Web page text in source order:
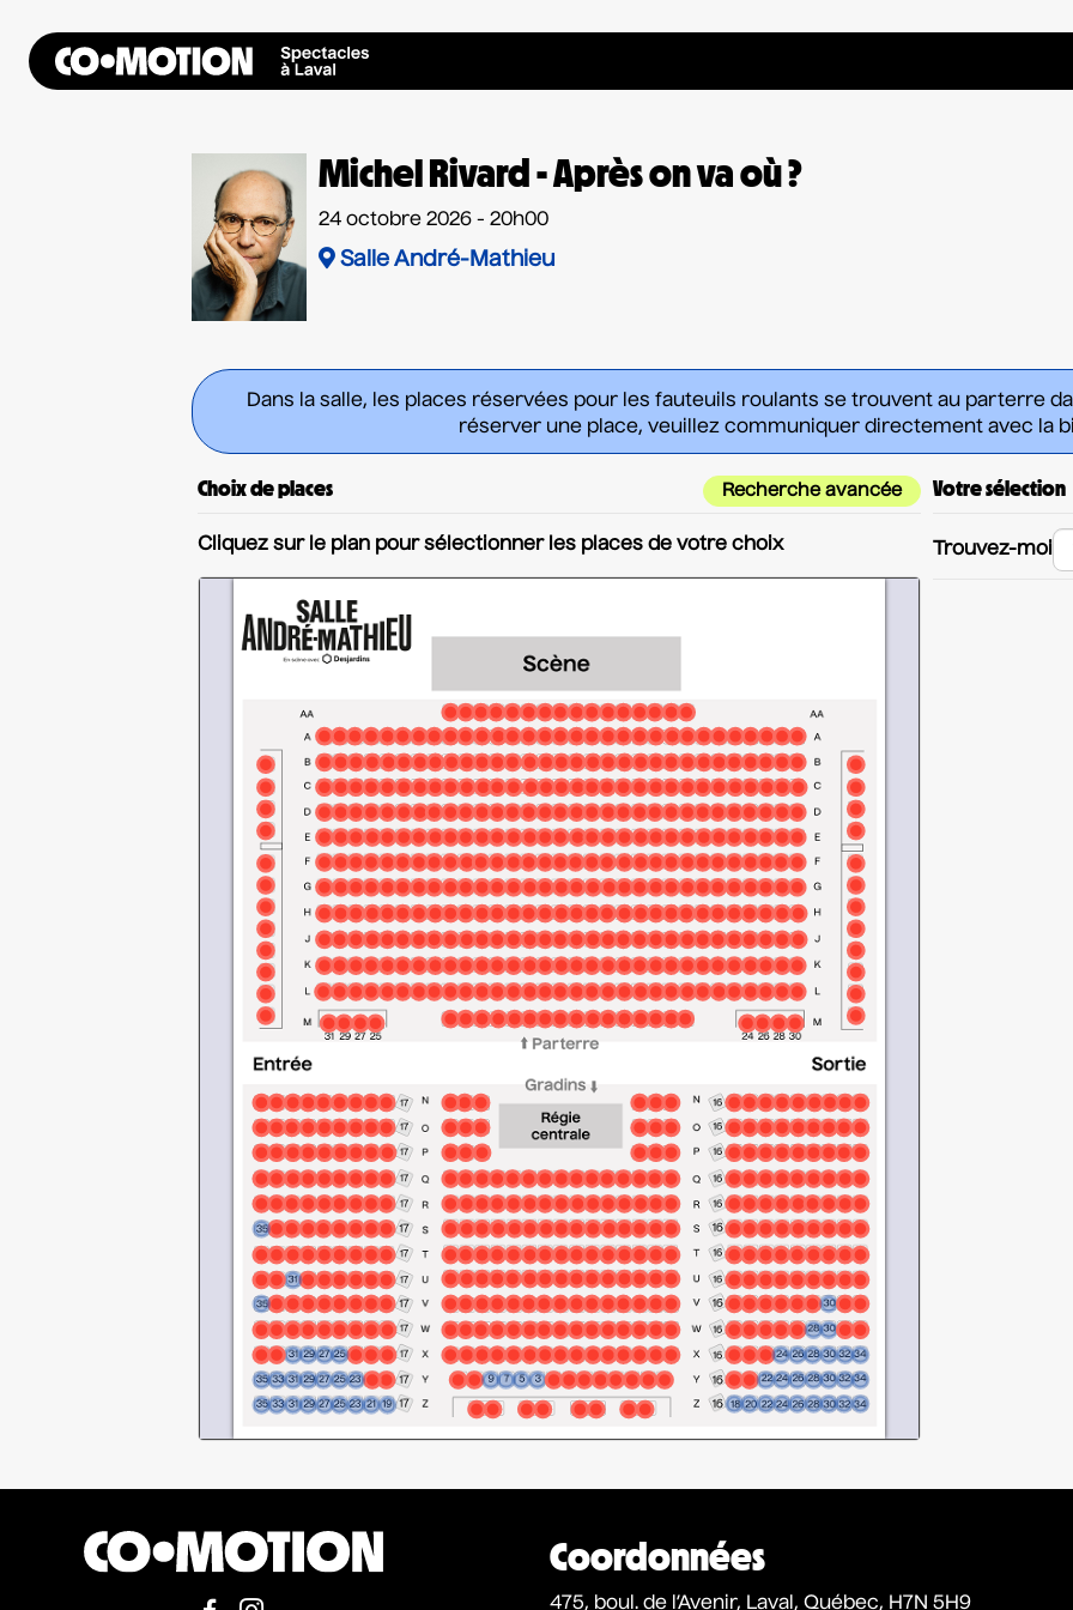
Michel Rivard - Après on va où ?
24 octobre 2026 - 20h00
Salle André-Mathieu
Dans la salle, les places réservées pour les fauteuils roulants se trouvent au parterre
réserver une place, veuillez communiquer directement avec la
Choix de places Recherche avancée
Cliquez sur le plan pour sélectionner les places de votre choix
Votre sélection
Trouvez-moi
Coordonnées
475, boul. de l’Avenir, Laval, Québec, H7N 5H9